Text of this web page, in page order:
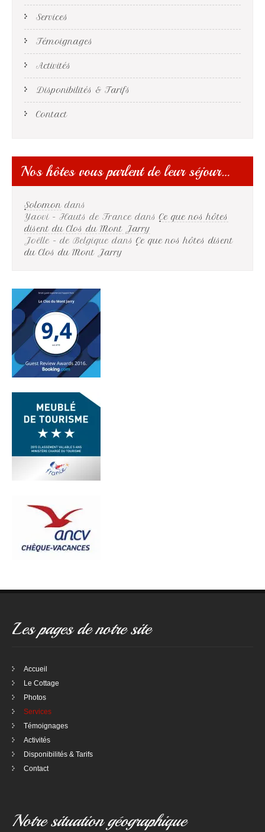
Services
Témoignages
Activités
Disponibilités & Tarifs
Contact
Nos hôtes vous parlent de leur séjour…
Solomon dans
Yaovi - Hauts de France dans Ce que nos hôtes
disent du Clos du Mont Jarry
Joëlle - de Belgique dans Ce que nos hôtes disent
du Clos du Mont Jarry
Les pages de notre site
Accueil
Le Cottage
Photos
Services
Témoignages
Activités
Disponibilités & Tarifs
Contact
Notre situation géographique